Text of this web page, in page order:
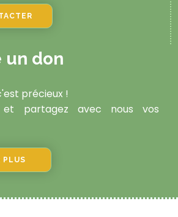
un don
précieux !
et partagez avec nous vos
PLUS